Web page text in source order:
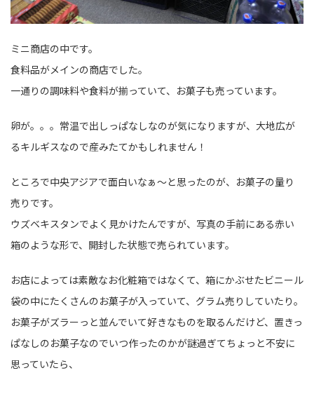
ミニ商店の中です。
食料品がメインの商店でした。
一通りの調味料や食料が揃っていて、お菓子も売っています。
卵が。。。常温で出しっぱなしなのが気になりますが、大地広が
るキルギスなので産みたてかもしれません！
ところで中央アジアで面白いなぁ～と思ったのが、お菓子の量り
売りです。
ウズベキスタンでよく見かけたんですが、写真の手前にある赤い
箱のような形で、開封した状態で売られています。
お店によっては素敵なお化粧箱ではなくて、箱にかぶせたビニール
袋の中にたくさんのお菓子が入っていて、グラム売りしていたり。
お菓子がズラーっと並んでいて好きなものを取るんだけど、置きっ
ぱなしのお菓子なのでいつ作ったのかが謎過ぎてちょっと不安に
思っていたら、